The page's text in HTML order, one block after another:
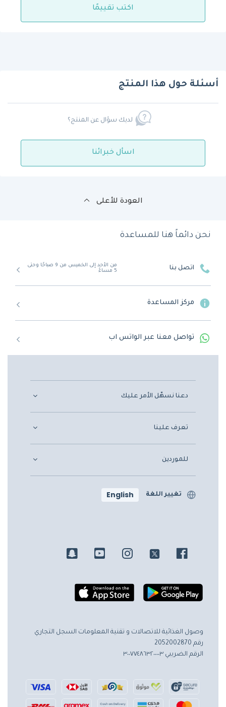
اكتب تقييمًا
أسئلة حول هذا المنتج
لديك سؤال عن المنتج؟
اسأل خبرائنا
العودة للأعلى
نحن دائماً هنا للمساعدة
اتصل بنا
من الأحد إلى الخميس من 9 صباحًا وحتى
5 مساءً
مركز المساعدة
تواصل معنا عبر الواتس اب
دعنا نسهّل الأمر عليك
تعرف علينا
للموردين
تغيير اللغة English
وصول الغذائية للاتصالات و تقنية المعلومات السجل التجاري
رقم 2052002870
الرقم الضريبي ٣٠٠٧٧٤٨٦٣٢٠٠٠٠٣